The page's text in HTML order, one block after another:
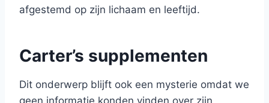
afgestemd op zijn lichaam en leeftijd.
Carter’s supplementen
Dit onderwerp blijft ook een mysterie omdat we
geen informatie konden vinden over zijn